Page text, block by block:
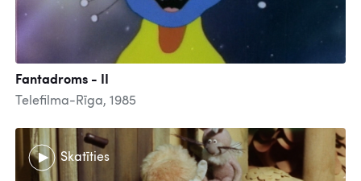
Fantadroms - II
Telefilma-Rīga, 1985
Skatīties